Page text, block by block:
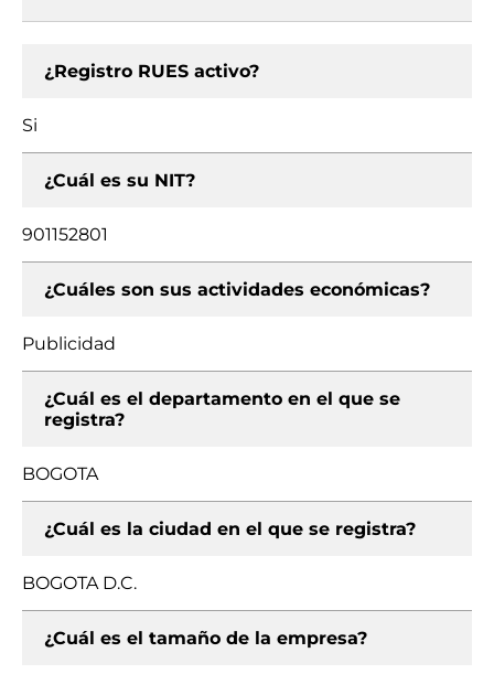
¿Registro RUES activo?
Si
¿Cuál es su NIT?
901152801
¿Cuáles son sus actividades económicas?
Publicidad
¿Cuál es el departamento en el que se
registra?
BOGOTA
¿Cuál es la ciudad en el que se registra?
BOGOTA D.C.
¿Cuál es el tamaño de la empresa?